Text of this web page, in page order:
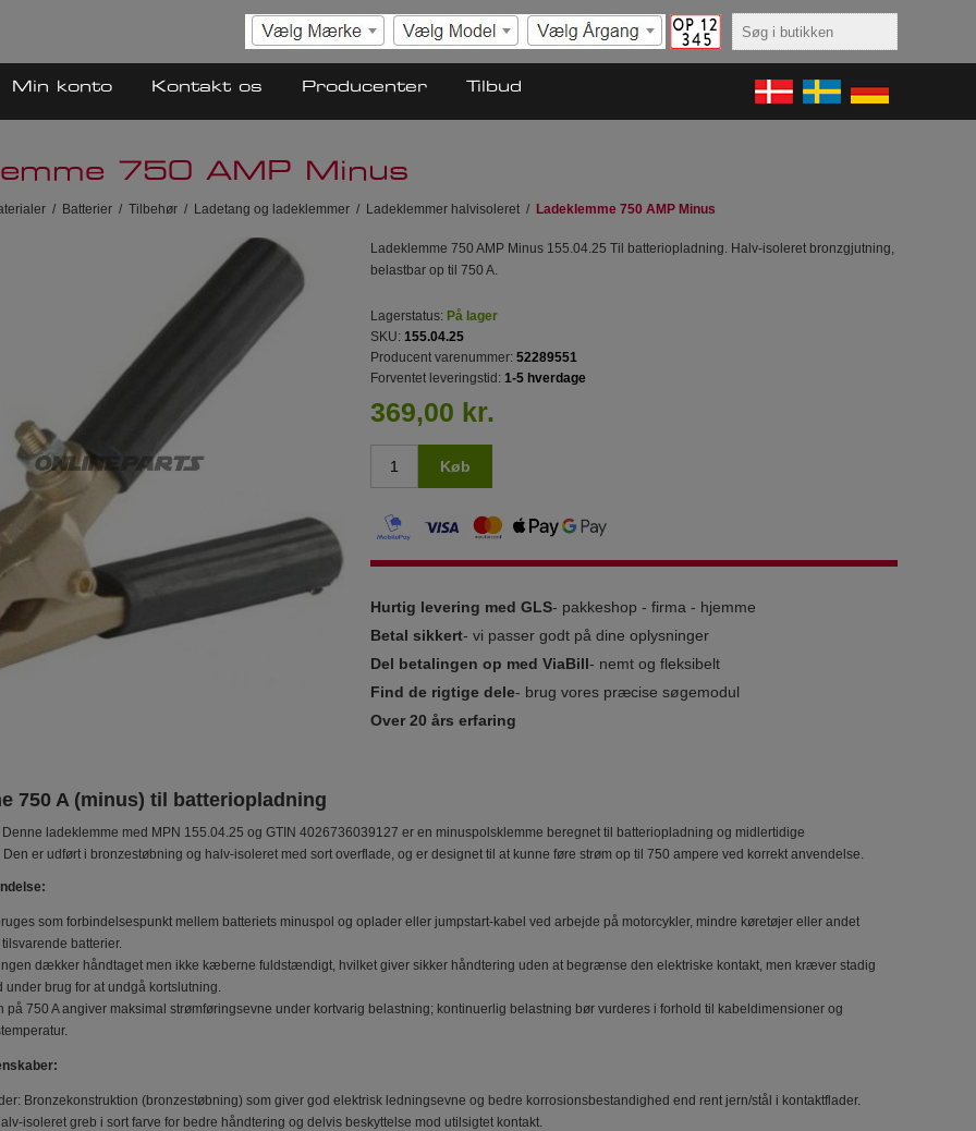
Min konto Kontakt os Producenter Tilbud
750 AMP Minus
/ Batterier / Tilbehør / Ladetang og ladeklemmer / Ladeklemmer halvisoleret / Ladeklemme 750 AMP Minus
Ladeklemme 750 AMP Minus 155.04.25 Til batteriopladning. Halv-isoleret bronzgjutning,
belastbar op til 750 A.
Lagerstatus: På lager
SKU: 155.04.25
Producent varenummer: 52289551
Forventet leveringstid: 1-5 hverdage
369,00 kr.
Køb
Hurtig levering med GLS- pakkeshop - firma - hjemme
Betal sikkert- vi passer godt på dine oplysninger
Del betalingen op med ViaBill- nemt og fleksibelt
Find de rigtige dele- brug vores præcise søgemodul
Over 20 års erfaring
750 A (minus) til batteriopladning
Denne ladeklemme med MPN 155.04.25 og GTIN 4026736039127 er en minuspolsklemme beregnet til batteriopladning og midlertidige
er udført i bronzestøbning og halv-isoleret med sort overflade, og er designet til at kunne føre strøm op til 750 ampere ved korrekt anvendelse.
som forbindelsespunkt mellem batteriets minuspol og oplader eller jumpstart-kabel ved arbejde på motorcykler, mindre køretøjer eller andet
batterier.
dækker håndtaget men ikke kæberne fuldstændigt, hvilket giver sikker håndtering uden at begrænse den elektriske kontakt, men kræver stadig
under brug for at undgå kortslutning.
på 750 A angiver maksimal strømføringsevne under kortvarig belastning; kontinuerlig belastning bør vurderes i forhold til kabeldimensioner og
Bronzekonstruktion (bronzestøbning) som giver god elektrisk ledningsevne og bedre korrosionsbestandighed end rent jern/stål i kontaktflader.
isoleret greb i sort farve for bedre håndtering og delvis beskyttelse mod utilsigtet kontakt.